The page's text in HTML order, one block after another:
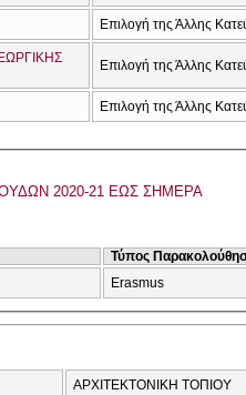
Επιλογή της Άλλης
Επιλογή της Άλλης
Επιλογή της Άλλης
2020-21 ΕΩΣ ΣΗΜΕΡΑ
Τύπος
Erasmus
ΑΡΧΙΤΕΚΤΟΝΙΚΗ ΤΟΠΙΟΥ